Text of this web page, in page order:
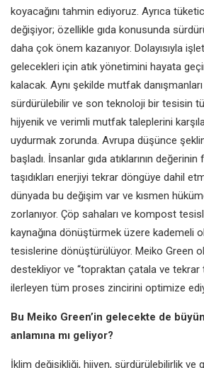
koyacağını tahmin ediyoruz. Ayrıca
değişiyor; özellikle gıda konusunda
daha çok önem kazanıyor. Dolayısıyla
gelecekleri için atık yönetimini hayata
kalacak. Aynı şekilde mutfak
sürdürülebilir ve son teknoloji bir tesisin
hijyenik ve verimli mutfak taleplerini
uydurmak zorunda. Avrupa düşünce
başladı. İnsanlar gıda atıklarının değerinin
taşıdıkları enerjiyi tekrar döngüye dahil
dünyada bu değişim var ve kısmen
zorlanıyor. Çöp sahaları ve kompost
kaynağına dönüştürmek üzere kademeli
tesislerine dönüştürülüyor. Meiko Green
destekliyor ve “topraktan çatala ve tekrar
ilerleyen tüm proses zincirini optimize
Bu Meiko Green’in gelecekte de
anlamına mı geliyor?
İklim değişikliği, hijyen, sürdürülebilirlik ve